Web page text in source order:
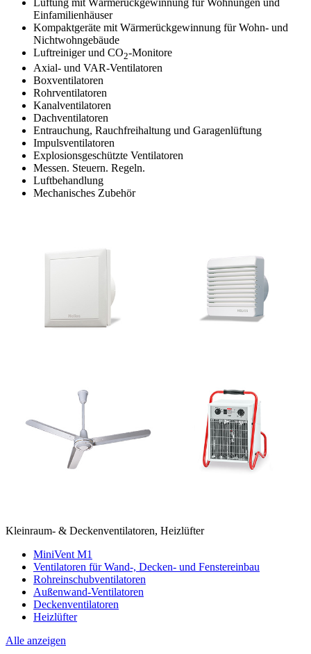
Lüftung mit Wärmerückgewinnung für Wohnungen und
Einfamilienhäuser
Kompaktgeräte mit Wärmerückgewinnung für Wohn- und
Nichtwohngebäude
Luftreiniger und CO2-Monitore
Axial- und VAR-Ventilatoren
Boxventilatoren
Rohrventilatoren
Kanalventilatoren
Dachventilatoren
Entrauchung, Rauchfreihaltung und Garagenlüftung
Impulsventilatoren
Explosionsgeschützte Ventilatoren
Messen. Steuern. Regeln.
Luftbehandlung
Mechanisches Zubehör
Kleinraum- & Deckenventilatoren, Heizlüfter
MiniVent M1
Ventilatoren für Wand-, Decken- und Fenstereinbau
Rohreinschubventilatoren
Außenwand-Ventilatoren
Deckenventilatoren
Heizlüfter
Alle anzeigen